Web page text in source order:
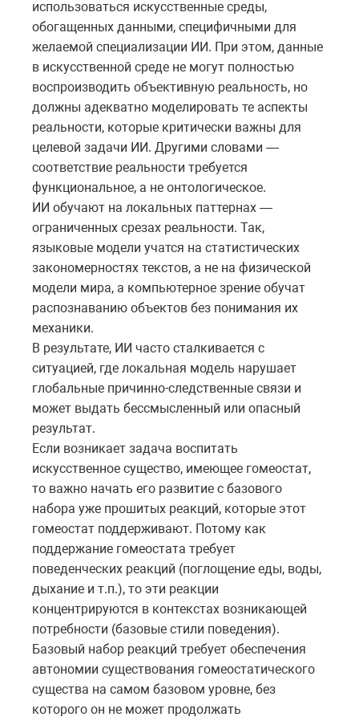
использоваться искусственные среды,
обогащенных данными, специфичными для
желаемой специализации ИИ. При этом, данные
в искусственной среде не могут полностью
воспроизводить объективную реальность, но
должны адекватно моделировать те аспекты
реальности, которые критически важны для
целевой задачи ИИ. Другими словами —
соответствие реальности требуется
функциональное, а не онтологическое.
ИИ обучают на локальных паттернах —
ограниченных срезах реальности. Так,
языковые модели учатся на статистических
закономерностях текстов, а не на физической
модели мира, а компьютерное зрение обучат
распознаванию объектов без понимания их
механики.
В результате, ИИ часто сталкивается с
ситуацией, где локальная модель нарушает
глобальные причинно-следственные связи и
может выдать бессмысленный или опасный
результат.
Если возникает задача воспитать
искусственное существо, имеющее гомеостат,
то важно начать его развитие с базового
набора уже прошитых реакций, которые этот
гомеостат поддерживают. Потому как
поддержание гомеостата требует
поведенческих реакций (поглощение еды, воды,
дыхание и т.п.), то эти реакции
концентрируются в контекстах возникающей
потребности (базовые стили поведения).
Базовый набор реакций требует обеспечения
автономии существования гомеостатического
существа на самом базовом уровне, без
которого он не может продолжать